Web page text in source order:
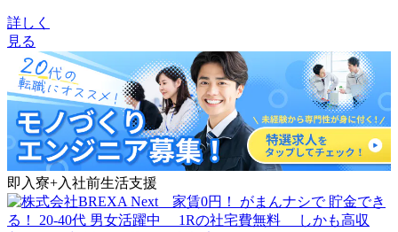
詳しく
見る
即入寮+入社前生活支援